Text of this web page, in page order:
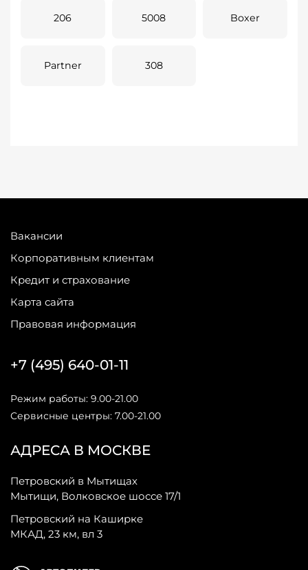
206 5008 Boxer
Partner 308
Вакансии
Корпоративным клиентам
Кредит и страхование
Карта сайта
Правовая информация
АДРЕСА В МОСКВЕ
Петровский в Мытищах
Мытищи, Волковское шоссе 17/1
Петровский на Каширке
МКАД, 23 км, вл 3
+7 (495) 640-01-11
Режим работы: 9.00-21.00
Сервисные центры: 7.00-21.00